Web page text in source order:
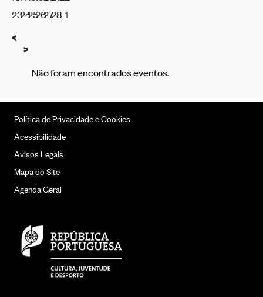
232425262728 1
<
>
Não foram encontrados eventos.
Política de Privacidade e Cookies
Acessibilidade
Avisos Legais
Mapa do Site
Agenda Geral